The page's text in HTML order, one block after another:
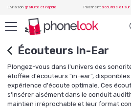
Livraison gratuite et rapide Paiement sécurisé et
Écouteurs In-Ear
Plongez-vous dans l'univers des
étoffée d'écouteurs "in-ear", disponibles
expérience d'écoute optimale. Ces
s'insérer aisément dans le conduit
maintien irréprochable et leur format